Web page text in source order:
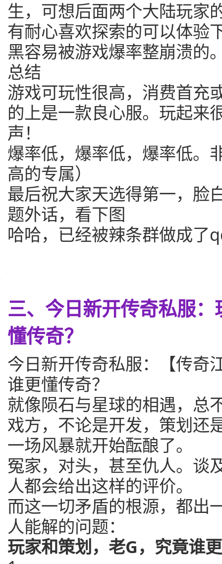
生，可想后面两个大陆玩家
有耐心喜欢探索的可以体验
黑容易被游戏爆率整崩溃的
总结
游戏可玩性很高，消费首充
的上是一款良心服。玩起来
声！
爆率低，爆率低，爆率低。
高的专属）
最后祝大家天选得第一，脸
题外话，看下图
哈哈，已经被辣条群做成了
三、今日新开传奇私服
懂传奇？
今日新开传奇私服：【传奇
谁更懂传奇？
就像陨石与星球的相遇，总
戏方，不论是开发，策划还
一场风暴就开始酝酿了。
冤家，对头，甚至仇人。谈
人都会给出这样的评价。
而这一切矛盾的根源，都出
人能解的问题：
玩家和策划，老G，究竟谁